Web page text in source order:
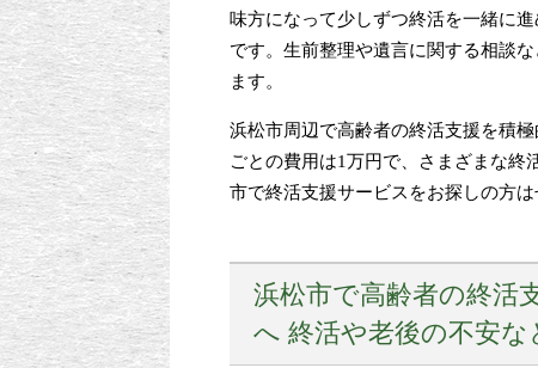
味方になって少しずつ終活を一緒に
です。生前整理や遺言に関する相談
ます。
浜松市周辺で高齢者の終活支援を積
ごとの費用は1万円で、さまざまな終
市で終活支援サービスをお探しの方は
浜松市で高齢者の終活
へ 終活や老後の不安